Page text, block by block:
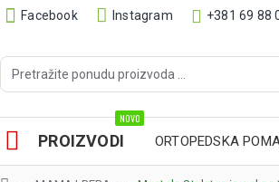
Facebook Instagram +381 69 88
PROIZVODI
NOVO
ORTOPEDSKA